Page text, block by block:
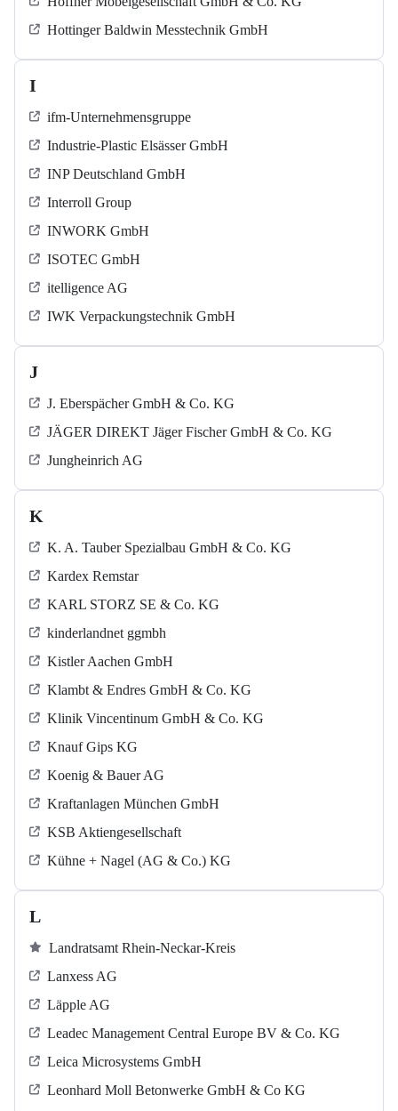
Hottinger Baldwin Messtechnik GmbH
I
ifm-Unternehmensgruppe
Industrie-Plastic Elsässer GmbH
INP Deutschland GmbH
Interroll Group
INWORK GmbH
ISOTEC GmbH
itelligence AG
IWK Verpackungstechnik GmbH
J
J. Eberspächer GmbH & Co. KG
JÄGER DIREKT Jäger Fischer GmbH & Co. KG
Jungheinrich AG
K
K. A. Tauber Spezialbau GmbH & Co. KG
Kardex Remstar
KARL STORZ SE & Co. KG
kinderlandnet ggmbh
Kistler Aachen GmbH
Klambt & Endres GmbH & Co. KG
Klinik Vincentinum GmbH & Co. KG
Knauf Gips KG
Koenig & Bauer AG
Kraftanlagen München GmbH
KSB Aktiengesellschaft
Kühne + Nagel (AG & Co.) KG
L
Landratsamt Rhein-Neckar-Kreis
Lanxess AG
Läpple AG
Leadec Management Central Europe BV & Co. KG
Leica Microsystems GmbH
Leonhard Moll Betonwerke GmbH & Co KG